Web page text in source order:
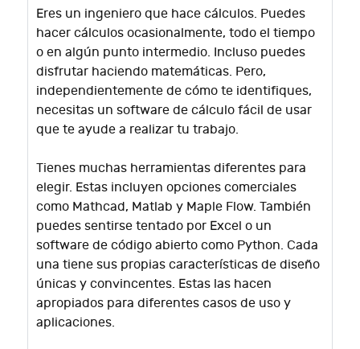
Eres un ingeniero que hace cálculos. Puedes
hacer cálculos ocasionalmente, todo el tiempo
o en algún punto intermedio. Incluso puedes
disfrutar haciendo matemáticas. Pero,
independientemente de cómo te identifiques,
necesitas un software de cálculo fácil de usar
que te ayude a realizar tu trabajo.
Tienes muchas herramientas diferentes para
elegir. Estas incluyen opciones comerciales
como Mathcad, Matlab y Maple Flow. También
puedes sentirse tentado por Excel o un
software de código abierto como Python. Cada
una tiene sus propias características de diseño
únicas y convincentes. Estas las hacen
apropiados para diferentes casos de uso y
aplicaciones.